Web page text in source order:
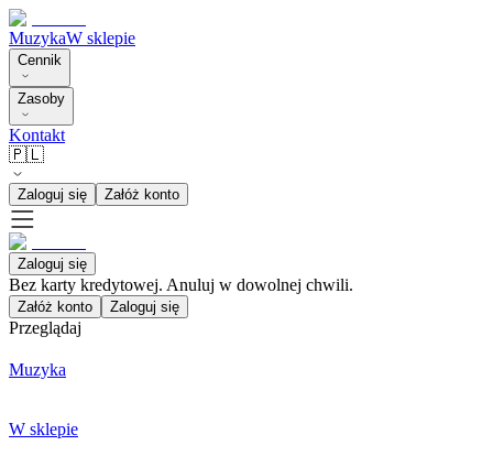
MuzykaW sklepie
Cennik
Zasoby
Kontakt
🇵🇱
Zaloguj się Załóż konto
Zaloguj się
Bez karty kredytowej. Anuluj w dowolnej chwili.
Załóż konto Zaloguj się
Przeglądaj
Muzyka
W sklepie